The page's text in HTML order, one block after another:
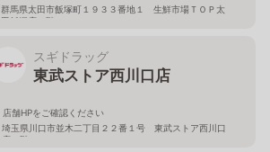
群馬県太田市飯塚町１９３３番地１ 生鮮市場ＴＯＰ太
田飯塚店１階
スギドラッグ
東武ストア西川口店
店舗HPをご確認ください
埼玉県川口市並木二丁目２２番１号 東武ストア西川口
店２階